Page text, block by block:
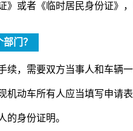
》或者《临时居民身份证》
门？
续，需要双方当事人和车辆
机动车所有人应当填写申请
的身份证明。